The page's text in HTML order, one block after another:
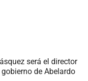
será el director
de Abelardo